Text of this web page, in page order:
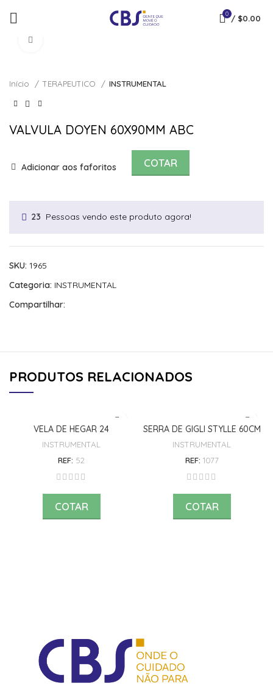
0 / $0.00
Início TERAPEUTICO INSTRUMENTAL
VALVULA DOYEN 60X90MM ABC
Adicionar aos faforitos COTAR
23 Pessoas vendo este produto agora!
SKU: 1965
Categoria: INSTRUMENTAL
Compartilhar:
PRODUTOS RELACIONADOS
VELA DE HEGAR 24
INSTRUMENTAL
REF: 52
COTAR
SERRA DE GIGLI STYLLE 60CM
INSTRUMENTAL
REF: 1077
COTAR